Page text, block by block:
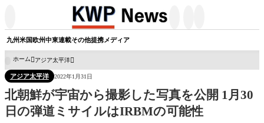
九州米国欧州中東連載その他提携メディア
ホーム アジア太平洋
アジア太平洋 2022年1月31日
北朝鮮が宇宙から撮影した写真を公開 1月30
日の弾道ミサイルはIRBMの可能性